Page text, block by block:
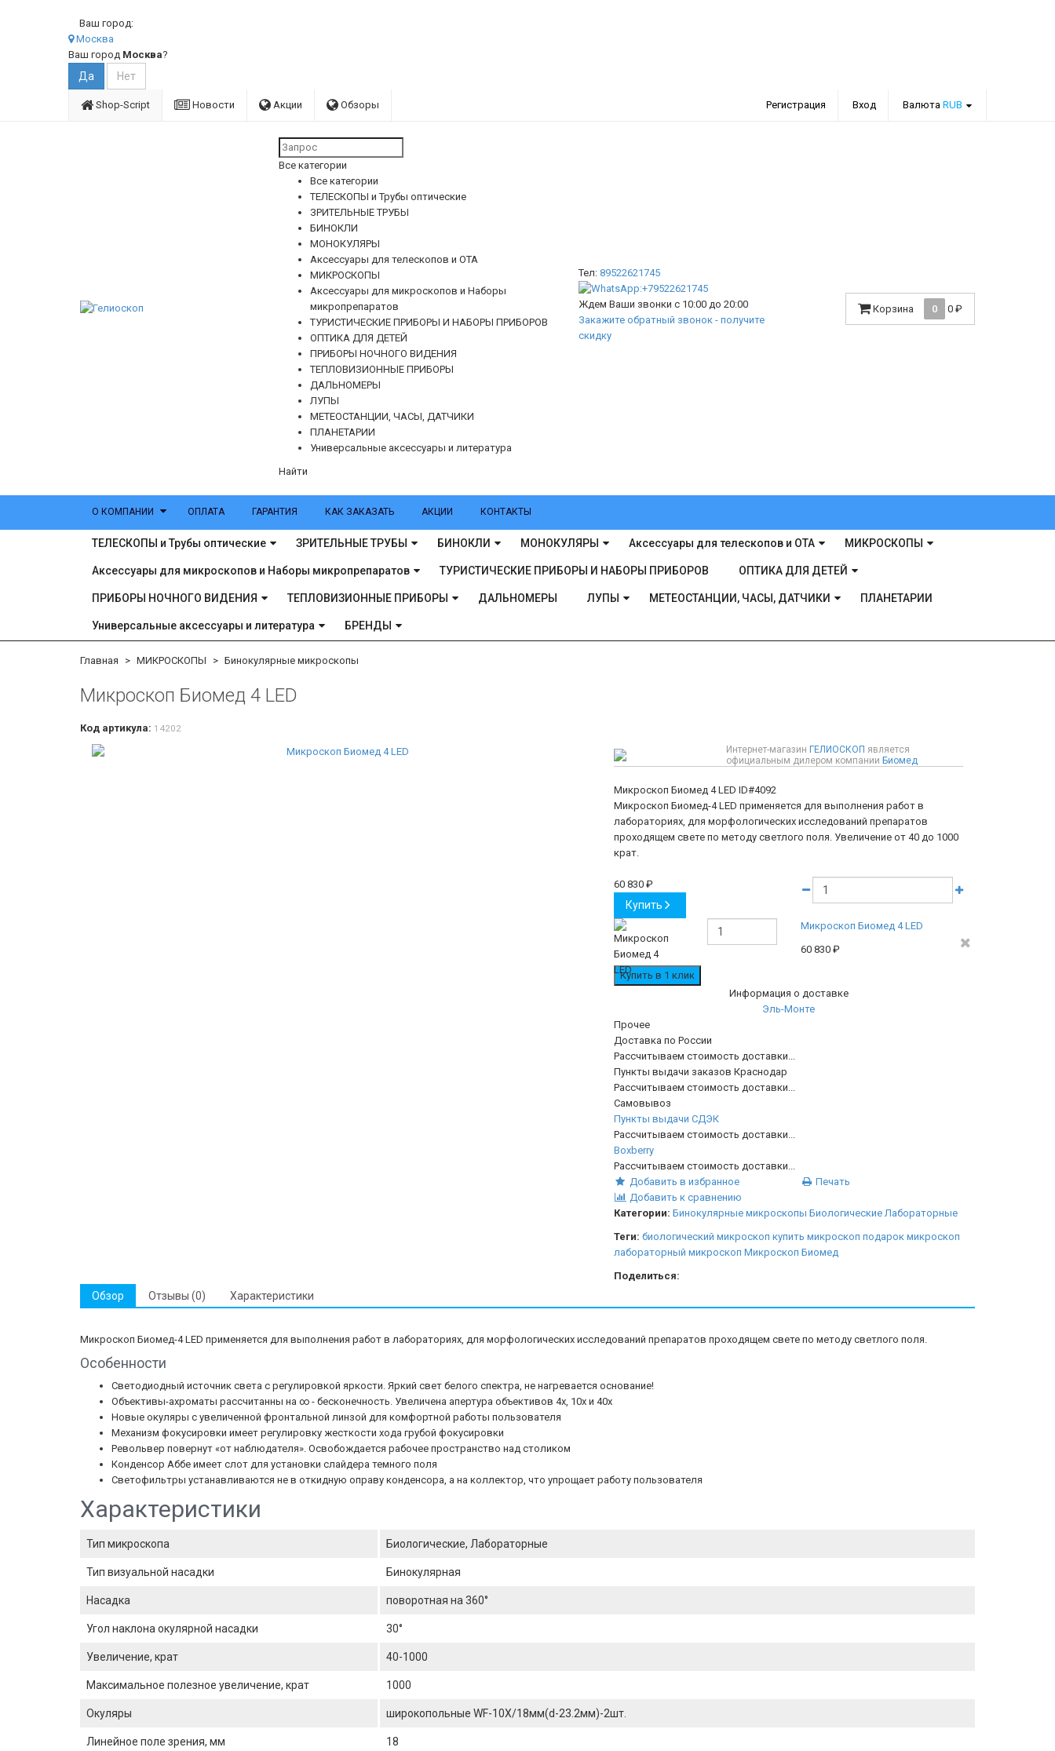
Ваш город:
Москва
Ваш город Москва?
Shop-Script Новости Акции Обзоры Регистрация Вход Валюта RUB
Все категории
Все категории
ТЕЛЕСКОПЫ и Трубы оптические
ЗРИТЕЛЬНЫЕ ТРУБЫ
БИНОКЛИ
МОНОКУЛЯРЫ
Аксессуары для телескопов и ОТА
МИКРОСКОПЫ
Аксессуары для микроскопов и Наборы
микропрепаратов
ТУРИСТИЧЕСКИЕ ПРИБОРЫ И НАБОРЫ ПРИБОРОВ
ОПТИКА ДЛЯ ДЕТЕЙ
ПРИБОРЫ НОЧНОГО ВИДЕНИЯ
ТЕПЛОВИЗИОННЫЕ ПРИБОРЫ
ДАЛЬНОМЕРЫ
ЛУПЫ
МЕТЕОСТАНЦИИ, ЧАСЫ, ДАТЧИКИ
ПЛАНЕТАРИИ
Универсальные аксессуары и литература
Найти
Тел: 89522621745
Ждем Ваши звонки с 10:00 до 20:00
Закажите обратный звонок - получите
скидку
Корзина 0 0 ₽
О КОМПАНИИ ОПЛАТА ГАРАНТИЯ КАК ЗАКАЗАТЬ АКЦИИ КОНТАКТЫ
ТЕЛЕСКОПЫ и Трубы оптические ЗРИТЕЛЬНЫЕ ТРУБЫ БИНОКЛИ МОНОКУЛЯРЫ Аксессуары для телескопов и ОТА МИКРОСКОПЫ
Аксессуары для микроскопов и Наборы микропрепаратов ТУРИСТИЧЕСКИЕ ПРИБОРЫ И НАБОРЫ ПРИБОРОВ ОПТИКА ДЛЯ ДЕТЕЙ
ПРИБОРЫ НОЧНОГО ВИДЕНИЯ ТЕПЛОВИЗИОННЫЕ ПРИБОРЫ ДАЛЬНОМЕРЫ ЛУПЫ МЕТЕОСТАНЦИИ, ЧАСЫ, ДАТЧИКИ ПЛАНЕТАРИИ
Универсальные аксессуары и литература БРЕНДЫ
Главная МИКРОСКОПЫ Бинокулярные микроскопы
Микpоскоп Биомед 4 LED
Код артикула: 14202
Интернет-магазин ГЕЛИОСКОП является
официальным дилером компании Биомед
Микpоскоп Биомед 4 LED ID#4092
Микроскоп Биомед-4 LED применяется для выполнения работ в
лабораториях, для морфологических исследований препаратов
проходящем свете по методу светлого поля. Увеличение от 40 до 1000
крат.
60 830 ₽
Купить
Микpоскоп Биомед 4 LED
60 830 ₽
Информация о доставке
Эль-Монте
Прочее
Доставка по России
Рассчитываем стоимость доставки...
Пункты выдачи заказов Краснодар
Рассчитываем стоимость доставки...
Самовывоз
Пункты выдачи СДЭК
Рассчитываем стоимость доставки...
Boxberry
Рассчитываем стоимость доставки...
Добавить в избранное
Печать
Добавить к сравнению
Категории: Бинокулярные микроскопы Биологические Лабораторные
Теги: биологический микроскоп купить микроскоп подарок микроскоп
лабораторный микроскоп Микроскоп Биомед
Поделиться:
Обзор Отзывы (0) Характеристики
Микроскоп Биомед-4 LED применяется для выполнения работ в лабораториях, для морфологических исследований препаратов проходящем свете по методу светлого поля.
Особенности
Светодиодный источник света с регулировкой яркости. Яркий свет белого спектра, не нагревается основание!
Объективы-ахроматы рассчитанны на ∞ - бесконечность. Увеличена апертура объективов 4х, 10х и 40х
Новые окуляры с увеличенной фронтальной линзой для комфортной работы пользователя
Механизм фокусировки имеет регулировку жесткости хода грубой фокусировки
Револьвер повернут «от наблюдателя». Освобождается рабочее пространство над столиком
Конденсор Аббе имеет слот для установки слайдера темного поля
Светофильтры устанавливаются не в откидную оправу конденсора, а на коллектор, что упрощает работу пользователя
Характеристики
Тип микроскопа Биологические, Лабораторные
Тип визуальной насадки Бинокулярная
Насадка поворотная на 360°
Угол наклона окулярной насадки 30°
Увеличение, крат 40-1000
Максимальное полезное увеличение, крат 1000
Окуляры широкопольные WF-10X/18мм(d-23.2мм)-2шт.
Линейное поле зрения, мм 18